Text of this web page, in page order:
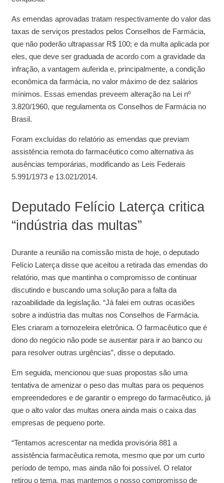
As emendas aprovadas tratam respectivamente do valor das
taxas de serviços prestados pelos Conselhos de Farmácia,
que não poderão ultrapassar R$ 100; e da multa aplicada por
eles, que deve ser graduada de acordo com a gravidade da
infração, a vantagem auferida e, principalmente, a condição
econômica da farmácia, no valor máximo de dez salários
mínimos. Essas emendas preveem alteração na Lei nº
3.820/1960, que regulamenta os Conselhos de Farmácia no
Brasil.
Foram excluídas do relatório as emendas que previam
assistência remota do farmacêutico como alternativa às
ausências temporárias, modificando as Leis Federais
5.991/1973 e 13.021/2014.
Deputado Felício Laterça critica
“indústria das multas”
Durante a reunião na comissão mista de hoje, o deputado
Felício Laterça disse que aceitou a retirada das emendas do
relatório, mas que mantinha o compromisso de continuar
discutindo e buscando uma solução para a falta da
razoabilidade da legislação. “Já falei em outras ocasiões
sobre a indústria das multas nos Conselhos de Farmácia.
Eles criaram a tornozeleira eletrônica. O farmacêutico que é
dono do negócio não pode se ausentar para ir ao banco ou
para resolver outras urgências”, disse o deputado.
Em seguida, mencionou que suas propostas são uma
tentativa de amenizar o peso das multas para os pequenos
empreendedores e de garantir o emprego do farmacêutico, já
que o alto valor das multas onera ainda mais o caixa das
empresas de pequeno porte.
“Tentamos acrescentar na medida provisória 881 a
assistência farmacêutica remota, mesmo que por um curto
período de tempo, mas ainda não foi possível. O relator
retirou o tema, mas mantemos o nosso compromisso de